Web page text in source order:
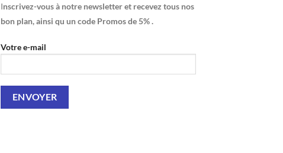
Inscrivez-vous à notre newsletter et recevez tous nos
bon plan, ainsi qu un code Promos de 5% .
Votre e-mail